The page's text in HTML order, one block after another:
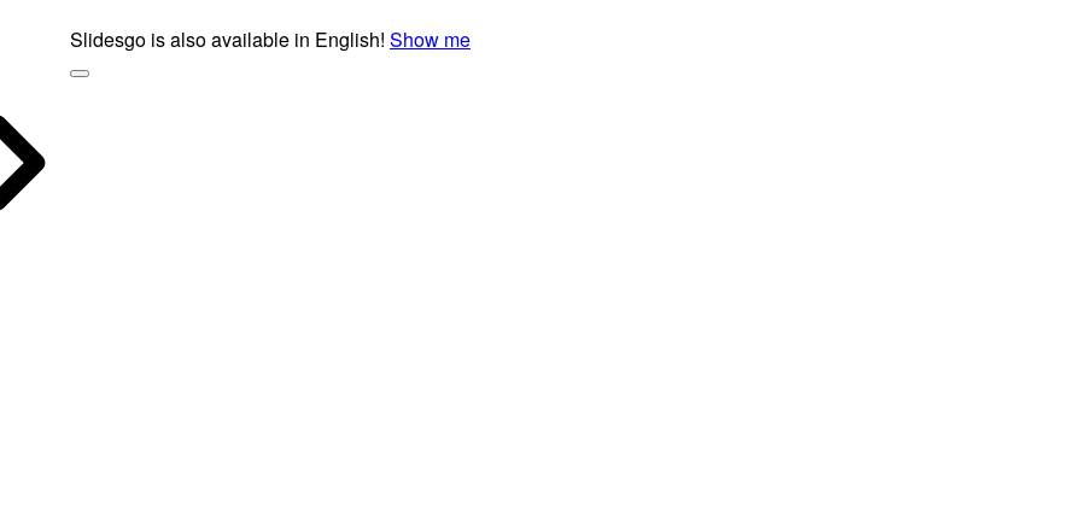
Slidesgo is also available in English! Show me